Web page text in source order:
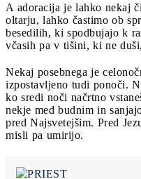
A adoracija je lahko nekaj
oltarju, lahko častimo ob
besedilih, ki spodbujajo k
včasih pa v tišini, ki ne
Nekaj posebnega je
izpostavljeno tudi ponoči.
ko sredi noči načrtno
nekje med budnim in
pred Najsvetejšim. Pred
misli pa umirijo.